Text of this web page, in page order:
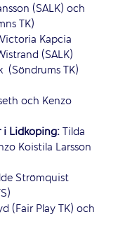
(SALK) och
TK)
Victoria Kapcia
(SALK)
(Söndrums TK)
och Kenzo
i Lidköping:Tilda
Koistila Larsson
Strömquist
(Fair Play TK) och